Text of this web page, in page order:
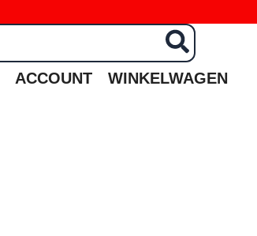
ACCOUNT WINKELWAGEN